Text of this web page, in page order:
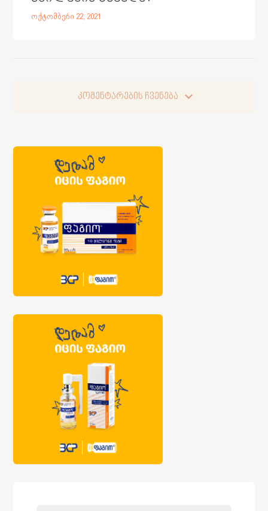
ოქტომბერი 22, 2021
კომენტარების ჩვენება